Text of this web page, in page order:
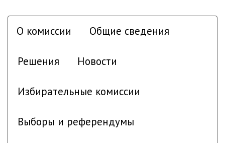
О комиссии Общие сведения
Решения Новости
Избирательные комиссии
Выборы и референдумы